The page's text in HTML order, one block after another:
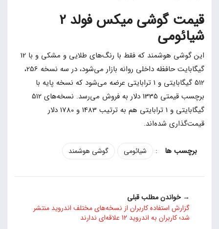
قیمت گوشی میکس فولد 2
شیائومی
این گوشی هوشمند که فقط با رنگ‌های طلایی و مشکی و با 12
گیگابایت حافظه داخلی روانه بازار می‌شود، در سه نسخه 256،
512 گیگابایتی و 1 ترابایتی عرضه می‌شود که نسخه پایه با
برچسب قیمتی 1335 دلار به فروش می‌رسد. نسخه‌های 512
گیگابایتی و 1 ترابایتی هم به ترتیب 1483 و 1780 دلار
قیمت‌گذاری شده‌اند.
: شیائومی گوشی هوشمند
→ خواندن مطلب قبلی
گزارش استفاده کاربران از نسخه‌های مختلف اندروید منتشر
شد؛ کاربران به اندروید 12 علاقه‌ای ندارند